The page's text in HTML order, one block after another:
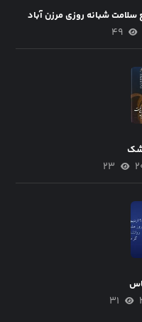
سلامت شبانه روزی مرزن آباد
۴۹
۲۳
۳۱